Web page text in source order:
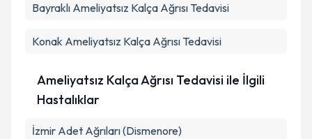
Metni'ni okudum ve kişisel verilerimin belirtilen
Bayraklı Ameliyatsız Kalça Ağrısı Tedavisi
Konak Ameliyatsız Kalça Ağrısı Tedavisi
Ameliyatsız Kalça Ağrısı Tedavisi ile İlgili
Hastalıklar
İzmir Adet Ağrıları (Dismenore)